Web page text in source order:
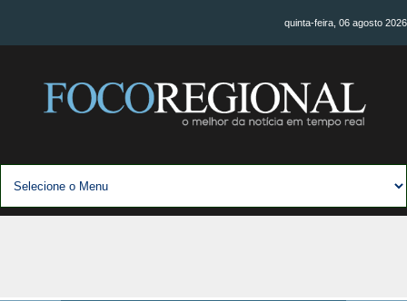
quinta-feira, 06 agosto 2026